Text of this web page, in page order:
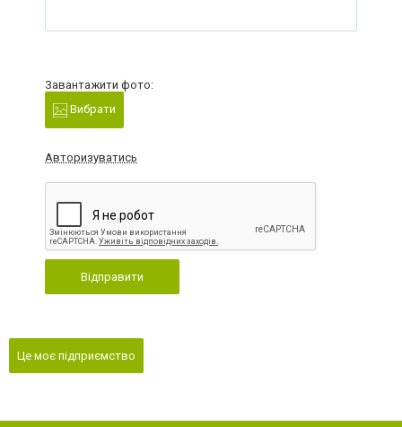
Завантажити фото:
Вибрати
Авторизуватись
Відправити
Це моє підприємство